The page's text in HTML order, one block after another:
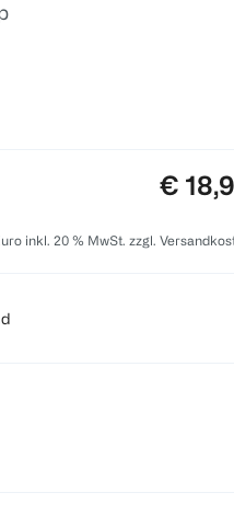
Preis:
€
inkl. 20 % MwSt. zzgl.